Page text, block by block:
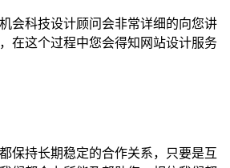
会科技设计顾问会非常详细的向您讲
在这个过程中您会得知网站设计服务
保持长期稳定的合作关系，只要是互